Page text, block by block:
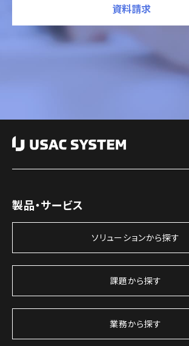
資料請求
製品・サービス
ソリューションから探す
課題から探す
業務から探す